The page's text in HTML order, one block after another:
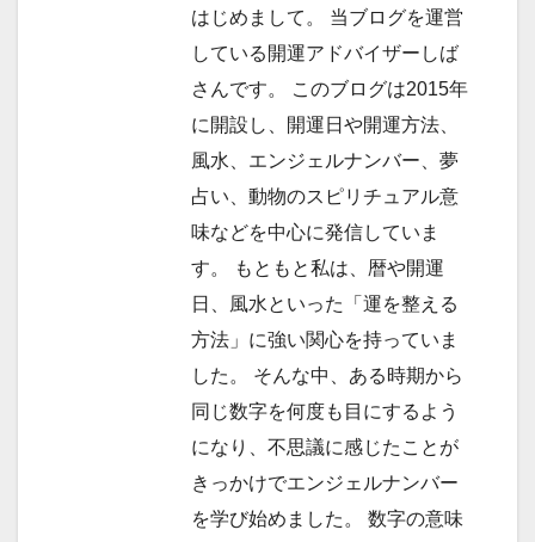
はじめまして。 当ブログを運営
している開運アドバイザーしば
さんです。 このブログは2015年
に開設し、開運日や開運方法、
風水、エンジェルナンバー、夢
占い、動物のスピリチュアル意
味などを中心に発信していま
す。 もともと私は、暦や開運
日、風水といった「運を整える
方法」に強い関心を持っていま
した。 そんな中、ある時期から
同じ数字を何度も目にするよう
になり、不思議に感じたことが
きっかけでエンジェルナンバー
を学び始めました。 数字の意味